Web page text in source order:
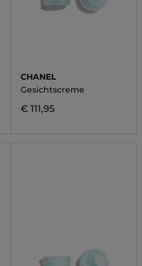
CHANEL
Gesichtscreme
€ 111,95